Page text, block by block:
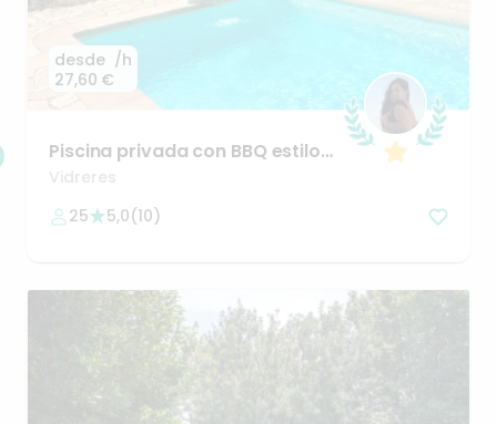
desde
27,60 €
/h
Piscina privada con BBQ estilo
mediterráneo
Vidreres
25
5,0(10)